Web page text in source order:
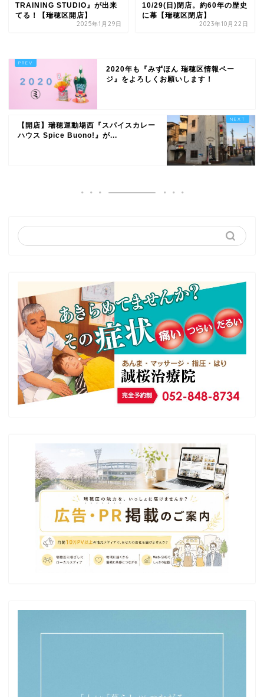
TRAINING STUDIO』が出来
てる！【瑞穂区開店】
2025年1月29日
10/29(日)閉店。約60年の歴史
に幕【瑞穂区閉店】
2023年10月22日
2020年も『みずほん 瑞穂区情報ペー
ジ』をよろしくお願いします！
【開店】瑞穂運動場西『スパイスカレー
ハウス Spice Buono!』が...